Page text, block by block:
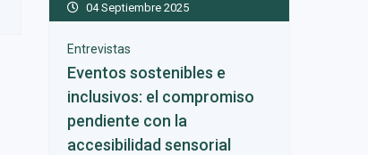
Entrevistas
04 Septiembre 2025
Eventos sostenibles e
inclusivos: el compromiso
pendiente con la
accesibilidad sensorial